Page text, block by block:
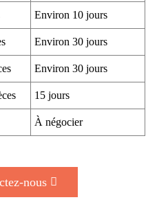
Environ 10 jours
Environ 30 jours
Environ 30 jours
15 jours
À négocier
nous